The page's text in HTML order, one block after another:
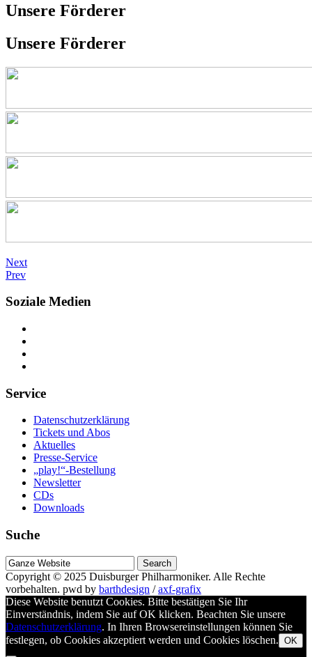
Unsere Förderer
Unsere Förderer
Next
Prev
Soziale Medien
Service
Datenschutzerklärung
Tickets und Abos
Aktuelles
Presse-Service
„play!“-Bestellung
Newsletter
CDs
Downloads
Suche
Suche
nach
Copyright © 2025 Duisburger Philharmoniker. Alle Rechte
vorbehalten. pwd by barthdesign /axf-grafix
Diese Website benutzt Cookies. Bitte bestätigen Sie Ihr
Einverständnis, indem Sie auf OK klicken. Beachten Sie unsere
Datenschutzerklärung. In Ihren Browsereinstellungen können Sie
festlegen, ob Cookies akzeptiert werden und Cookies löschen. OK